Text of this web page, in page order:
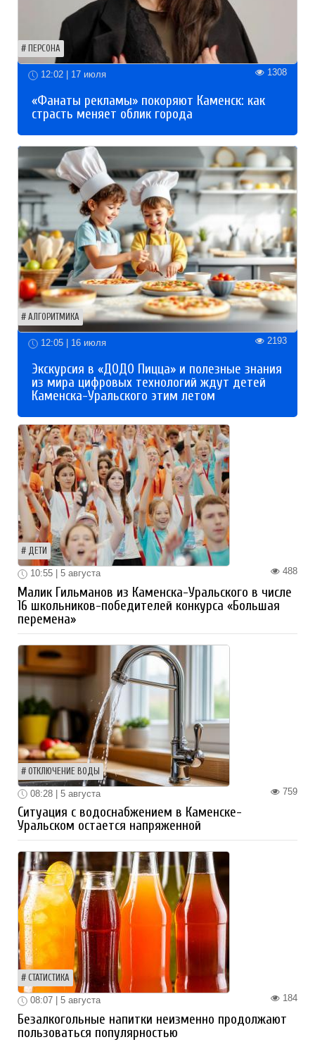
ПЕРСОНА
12:02 | 17 июля 1308
«Фанаты рекламы» покоряют Каменск: как
страсть меняет облик города
АЛГОРИТМИКА
12:05 | 16 июля 2193
Экскурсия в «ДОДО Пицца» и полезные знания
из мира цифровых технологий ждут детей
Каменска-Уральского этим летом
ДЕТИ
488
10:55 | 5 августа
Малик Гильманов из Каменска-Уральского в числе
16 школьников-победителей конкурса «Большая
перемена»
ОТКЛЮЧЕНИЕ ВОДЫ
759
08:28 | 5 августа
Ситуация с водоснабжением в Каменске-
Уральском остается напряженной
СТАТИСТИКА
184
08:07 | 5 августа
Безалкогольные напитки неизменно продолжают
пользоваться популярностью